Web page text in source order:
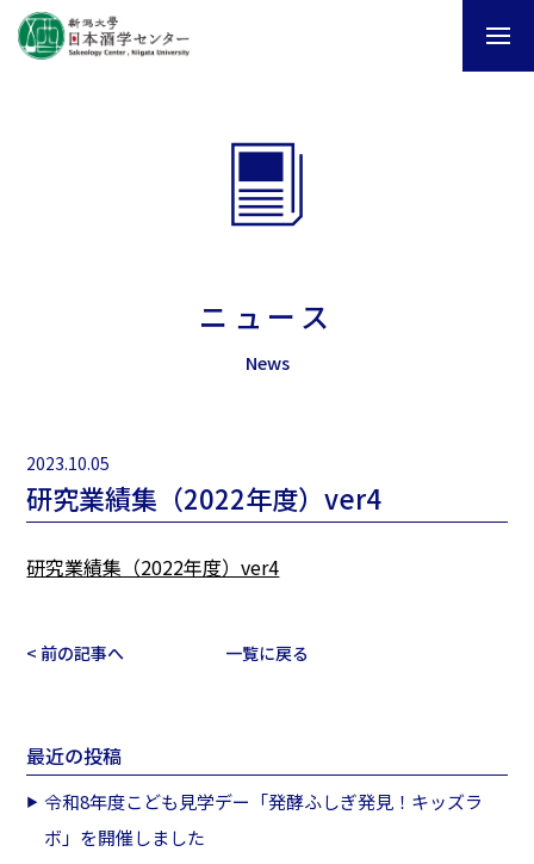
ニュース
News
2023.10.05
研究業績集（2022年度）ver4
研究業績集（2022年度）ver4
< 前の記事へ 一覧に戻る
最近の投稿
令和8年度こども見学デー「発酵ふしぎ発見！キッズラ
ボ」を開催しました